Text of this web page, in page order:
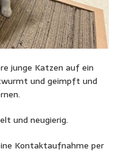
junge Katzen auf ein
und geimpft und
und neugierig.
Kontaktaufnahme per